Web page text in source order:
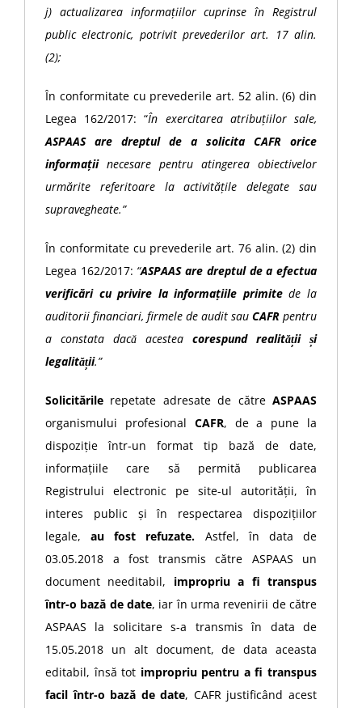
j) actualizarea informațiilor cuprinse în Registrul
public electronic, potrivit prevederilor art. 17 alin.
(2);
În conformitate cu prevederile art. 52 alin. (6) din
Legea 162/2017: “În exercitarea atribuțiilor sale,
ASPAAS are dreptul de a solicita CAFR orice
informațiinecesare pentru atingerea obiectivelor
urmărite referitoare la activitățile delegate sau
supravegheate.”
În conformitate cu prevederile art. 76 alin. (2) din
Legea 162/2017: “ASPAAS are dreptul de a efectua
verificări cu privire la informațiile primitede la
auditorii financiari, firmele de audit sau CAFR pentru
a constata dacă acestea corespund realității și
legalității.”
Solicitările repetate adresate de către ASPAAS
organismului profesional CAFR, de a pune la
dispoziție într-un format tip bază de date,
informațiile care să permită publicarea
Registrului electronic pe site-ul autorității, în
interes public și în respectarea dispozițiilor
legale,au fost refuzate. Astfel, în data de
03.05.2018 a fost transmis către ASPAAS un
document needitabil, impropriu a fi transpus
într-o bază de date, iar în urma revenirii de către
ASPAAS la solicitare s-a transmis în data de
15.05.2018 un alt document, de data aceasta
editabil, însă tot impropriu pentru a fi transpus
facil într-o bază de date, CAFR justificând acest